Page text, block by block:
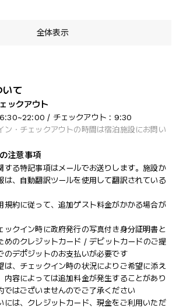
全体表示
いて
ックアウト
/ チェックアウト : 9:30
ン・チェックアウトの時間は宿泊施設にお問い
注意事項
する特記事項はメールでお送りします。施設か
は、自動翻訳ツールを使用して翻訳されている
規約に従って、追加ゲスト料金がかかる場合が
ックイン時に政府発行の写真付き身分証明書と
めのクレジットカード / デビットカードのご提
のデポジットのお支払いが必要です
は、チェックイン時の状況によりご希望に添え
内容によっては追加料金が発生することがあり
ではございませんのでご了承ください
には、クレジットカード、現金をご利用いただ